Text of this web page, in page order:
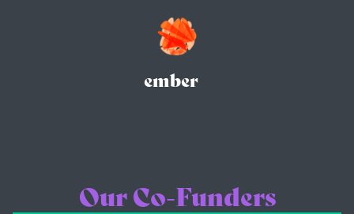
ember
Our Co-Funders